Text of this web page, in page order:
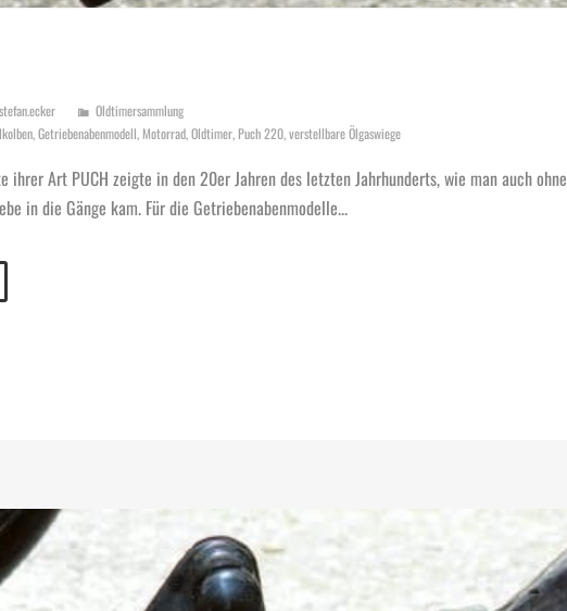
stefan.ecker
Oldtimersammlung
,Getriebenabenmodell, Motorrad,Oldtimer, Puch 220,verstellbare Ölgaswiege
ihrer Art PUCH zeigte in den 20er Jahren des letzten Jahrhunderts, wie man auch ohne
in die Gänge kam. Für die Getriebenabenmodelle...